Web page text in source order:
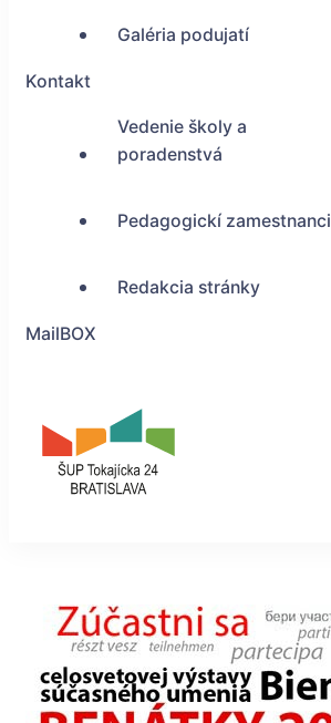
Galéria podujatí
Kontakt
Vedenie školy a
poradenstvá
Pedagogickí zamestnanci
Redakcia stránky
MailBOX